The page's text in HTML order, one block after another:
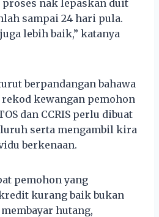
proses nak lepaskan duit
sampai 24 hari pula.
lebih baik,” katanya
berpandangan bahawa
kewangan pemohon
dan CCRIS perlu dibuat
serta mengambil kira
berkenaan.
pemohon yang
kurang baik bukan
hutang,